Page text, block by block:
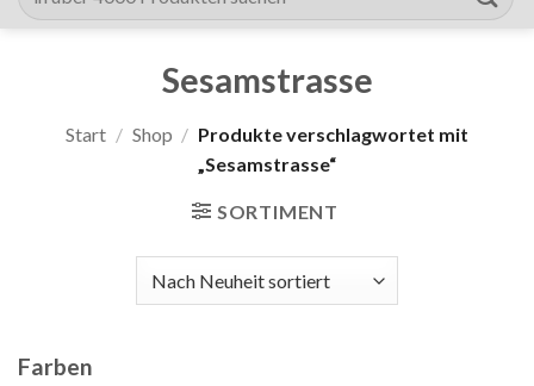
nach:
Sesamstrasse
Start / Shop / Produkte verschlagwortet mit
„Sesamstrasse“
SORTIMENT
Farben